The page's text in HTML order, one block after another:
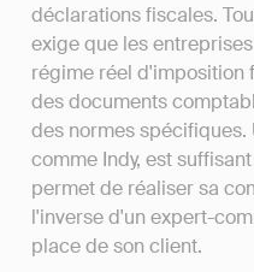
déclarations fiscales.
exige que les
régime réel d'imposition
des documents
des normes
comme Indy, est
permet de réaliser sa
l'inverse d'un expert-
place de son client.